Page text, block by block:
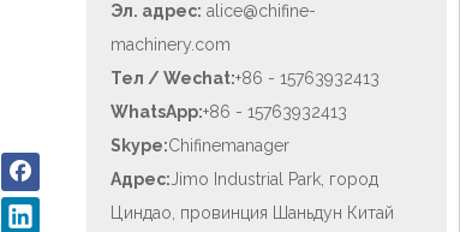
Эл. адрес: alice@chifine-
machinery.com
Тел / Wechat:+86 - 15763932413
WhatsApp:+86 - 15763932413
Skype:Chifinemanager
Адрес: Jimo Industrial Park, город
Циндао, провинция Шаньдун Китай